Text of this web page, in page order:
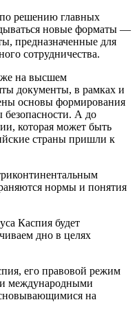
решению главных
новые форматы —
предназначенные для
сотрудничества.
на высшем
документы, в рамках и
основы формирования
безопасности. А до
которая может быть
страны пришли к
нормы и понятия
Каспия будет
дно в целях
его правовой режим
международными
на